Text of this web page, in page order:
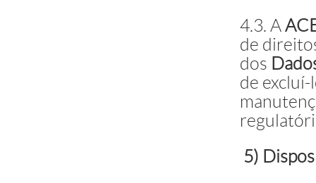
4.3. A
de
dos
de excluí-
5)